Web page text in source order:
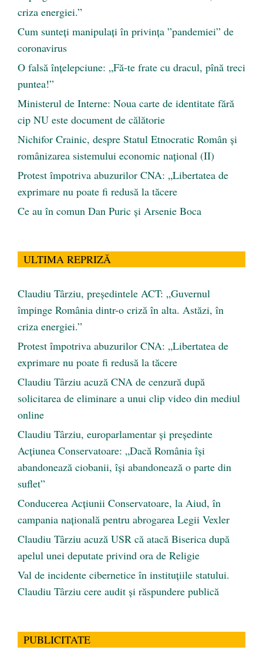
criza energiei.”
Cum sunteți manipulați în privința ”pandemiei” de
coronavirus
O falsă înțelepciune: „Fă-te frate cu dracul, pînă treci
puntea!”
Ministerul de Interne: Noua carte de identitate fără
cip NU este document de călătorie
Nichifor Crainic, despre Statul Etnocratic Român şi
românizarea sistemului economic naţional (II)
Protest împotriva abuzurilor CNA: „Libertatea de
exprimare nu poate fi redusă la tăcere
Ce au în comun Dan Puric şi Arsenie Boca
ULTIMA REPRIZĂ
Claudiu Târziu, președintele ACT: „Guvernul
împinge România dintr-o criză în alta. Astăzi, în
criza energiei.”
Protest împotriva abuzurilor CNA: „Libertatea de
exprimare nu poate fi redusă la tăcere
Claudiu Târziu acuză CNA de cenzură după
solicitarea de eliminare a unui clip video din mediul
online
Claudiu Târziu, europarlamentar și președinte
Acțiunea Conservatoare: „Dacă România își
abandonează ciobanii, își abandonează o parte din
suflet”
Conducerea Acțiunii Conservatoare, la Aiud, în
campania națională pentru abrogarea Legii Vexler
Claudiu Târziu acuză USR că atacă Biserica după
apelul unei deputate privind ora de Religie
Val de incidente cibernetice în instituțiile statului.
Claudiu Târziu cere audit și răspundere publică
PUBLICITATE